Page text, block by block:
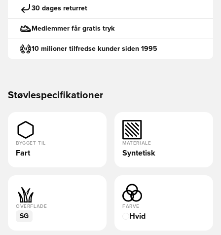
30 dages returret
Medlemmer får gratis tryk
10 milioner tilfredse kunder siden 1995
Støvlespecifikationer
BYGGET TIL
Fart
MATERIALE
Syntetisk
OVERFLADE
SG
FARVE
Hvid